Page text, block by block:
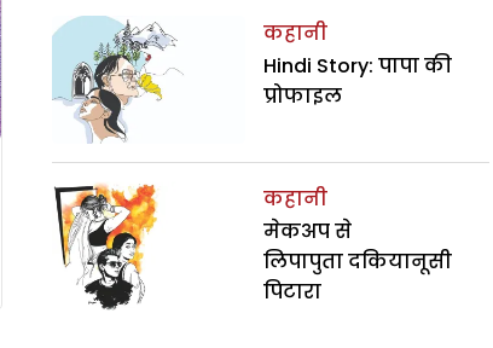
कहानी
Hindi Story: पापा की
प्रोफाइल
कहानी
मेकअप से
लिपापुता दकियानूसी
पिटारा